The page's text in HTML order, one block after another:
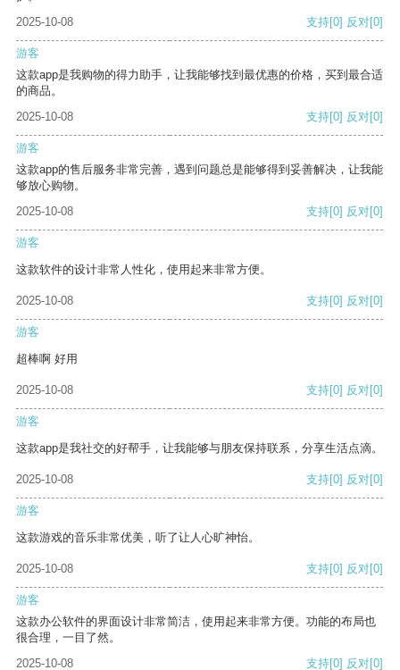
2025-10-08
支持[0] 反对[0]
游客
这款app是我购物的得力助手，让我能够找到最优惠的价格，买到最合适
的商品。
2025-10-08
支持[0] 反对[0]
游客
这款app的售后服务非常完善，遇到问题总是能够得到妥善解决，让我能
够放心购物。
2025-10-08
支持[0] 反对[0]
游客
这款软件的设计非常人性化，使用起来非常方便。
2025-10-08 支持[0] 反对[0]
游客
超棒啊 好用
2025-10-08 支持[0] 反对[0]
游客
这款app是我社交的好帮手，让我能够与朋友保持联系，分享生活点滴。
2025-10-08 支持[0] 反对[0]
游客
这款游戏的音乐非常优美，听了让人心旷神怡。
2025-10-08 支持[0] 反对[0]
游客
这款办公软件的界面设计非常简洁，使用起来非常方便。功能的布局也
很合理，一目了然。
2025-10-08
支持[0] 反对[0]